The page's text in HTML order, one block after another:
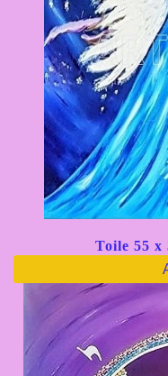
Toile 55 x